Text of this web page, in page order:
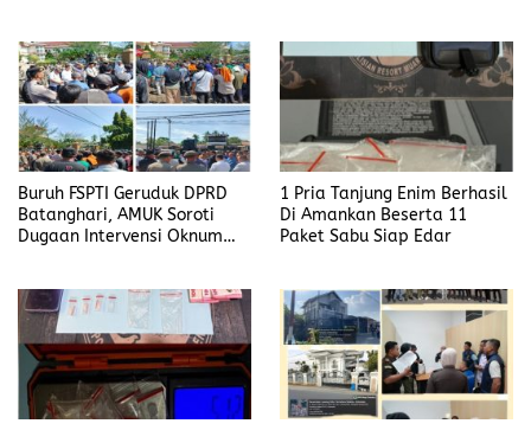
Buruh FSPTI Geruduk DPRD
Batanghari, AMUK Soroti
Dugaan Intervensi Oknum
1 Pria Tanjung Enim Berhasil
Di Amankan Beserta 11
Paket Sabu Siap Edar